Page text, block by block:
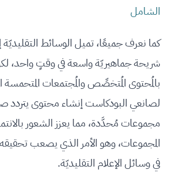
الشامل
كما نعرف جميعًا، تميل الوسائط التقليديّة
شريحة جماهيريّة واسعة في وقتٍ واحد،
بالمُحتوى المُتخصِّص والمُجتمعات المتحمسة
لصانعي البودكاست إنشاء محتوى يتردد
مجموعات مُحدَّدة، مما يعزز الشعور
المجموعات، وهو الأمر الذي يصعب تحقيقه
في وسائل الإعلام التقليديّة.